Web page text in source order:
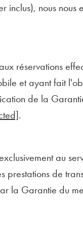
inclus), nous
réservations
et ayant fait
de la
.
au
prestations de
la Garantie du